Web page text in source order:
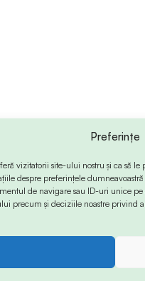
Preferințe
vizitatorii site-ului nostru și ca să
despre preferințele
de navigare sau ID-uri unice
precum și deciziile noastre privind
Rights Reserved.